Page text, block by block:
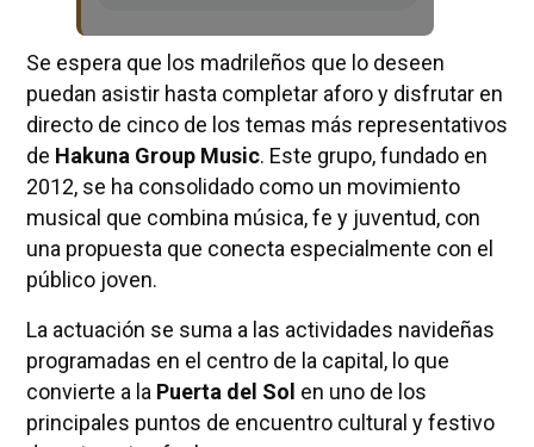
Se espera que los madrileños que lo deseen
puedan asistir hasta completar aforo y disfrutar en
directo de cinco de los temas más representativos
de Hakuna Group Music. Este grupo, fundado en
2012, se ha consolidado como un movimiento
musical que combina música, fe y juventud, con
una propuesta que conecta especialmente con el
público joven.
La actuación se suma a las actividades navideñas
programadas en el centro de la capital, lo que
convierte a la Puerta del Sol en uno de los
principales puntos de encuentro cultural y festivo